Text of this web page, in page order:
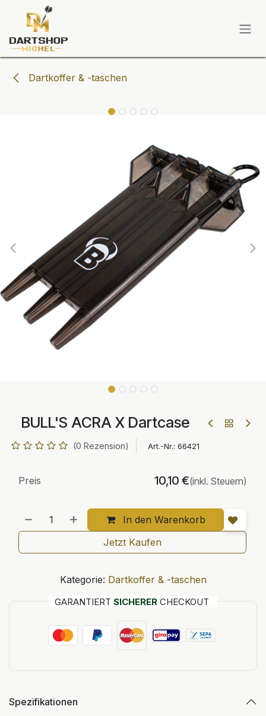
Zum Inhalt springen
Dartkoffer & -taschen
BULL'S ACRA X Dartcase
(0 Rezension) Art.-Nr.: 66421
In den Warenkorb
Preis 10,10 €(inkl. Steuern)
Jetzt Kaufen
Kategorie: Dartkoffer & -taschen
GARANTIERT SICHERER CHECKOUT
Spezifikationen